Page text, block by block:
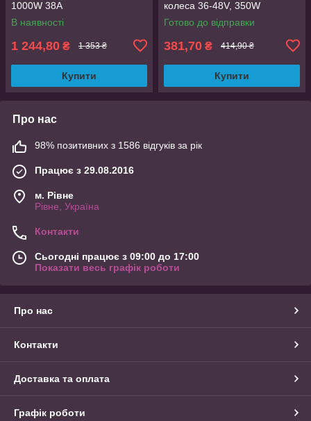
1000W 38A
В наявності
1 244,80 ₴ 1 353 ₴
Купити
колеса 36-48V, 350W
Готово до відправки
381,70 ₴ 414,90 ₴
Купити
Про нас
98% позитивних з 1586 відгуків за рік
Працює з 29.08.2016
м. Рівне
Рівне, Україна
Контакти
Сьогодні працює з 09:00 до 17:00
Показати весь графік роботи
Про нас
Контакти
Доставка та оплата
Графік роботи